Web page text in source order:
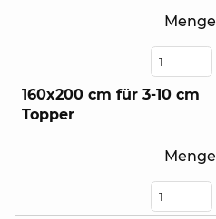
Menge
160x200 cm für 3-10 cm
Topper
Menge